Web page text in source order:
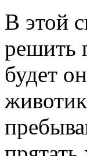
В этой
решить
будет